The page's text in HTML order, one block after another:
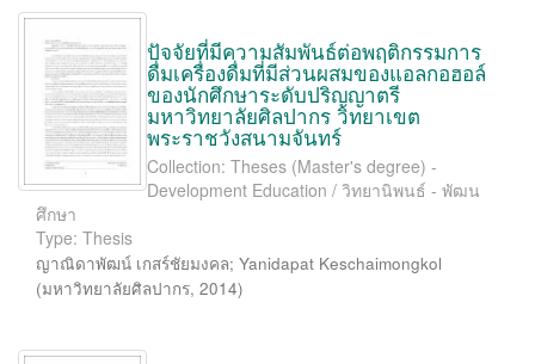
ปัจจัยที่มีความสัมพันธ์ต่อพฤติกรรมการ
ดื่มเครื่องดื่มที่มีส่วนผสมของแอลกอฮอล์
ของนักศึกษาระดับปริญญาตรี
มหาวิทยาลัยศิลปากร วิทยาเขต
พระราชวังสนามจันทร์
Collection: Theses (Master's degree) -
Development Education / วิทยานิพนธ์ - พัฒน
ศึกษา
Type: Thesis
ญาณิดาพัฒน์ เกสร์ชัยมงคล; Yanidapat Keschaimongkol
(มหาวิทยาลัยศิลปากร, 2014)